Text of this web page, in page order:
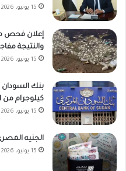
15 يونيو، 2026
إعلان فحص
والنتيجة
15 يونيو، 2026
كيلوجرام من
15 يونيو، 2026
الجنيه
15 يونيو، 2026